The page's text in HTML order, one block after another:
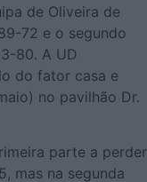
de Oliveira de
72 e o segundo
80. A UD
do fator casa e
no pavilhão Dr.
parte a perder
mas na segunda